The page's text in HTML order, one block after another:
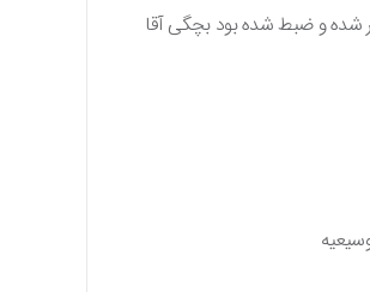
شده و ضبط شده بود بچگی آقا